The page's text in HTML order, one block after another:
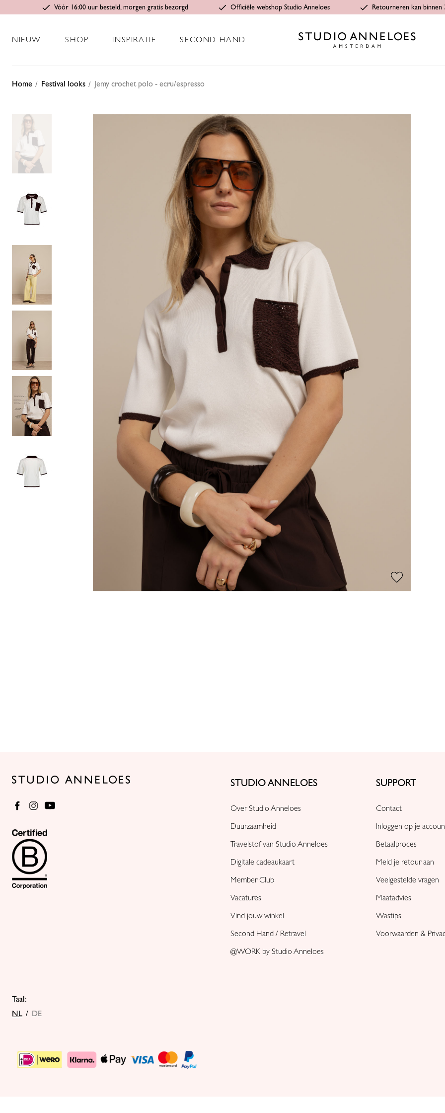
Vóór 16:00 uur besteld, morgen gratis bezorgd Officiële webshop Studio Anneloes Retourneren kan binnen
NIEUW SHOP INSPIRATIE SECOND HAND
Home Festival looks Jemy crochet polo - ecru/espresso
STUDIO ANNELOES
Over Studio Anneloes
Duurzaamheid
Travelstof van Studio Anneloes
Digitale cadeaukaart
Member Club
Vacatures
Vind jouw winkel
Second Hand / Retravel
@WORK by Studio Anneloes
SUPPORT
Contact
Inloggen op je
Betaalproces
Meld je retour aan
Veelgestelde vragen
Maatadvies
Wastips
Voorwaarden &
Taal:
NL / DE